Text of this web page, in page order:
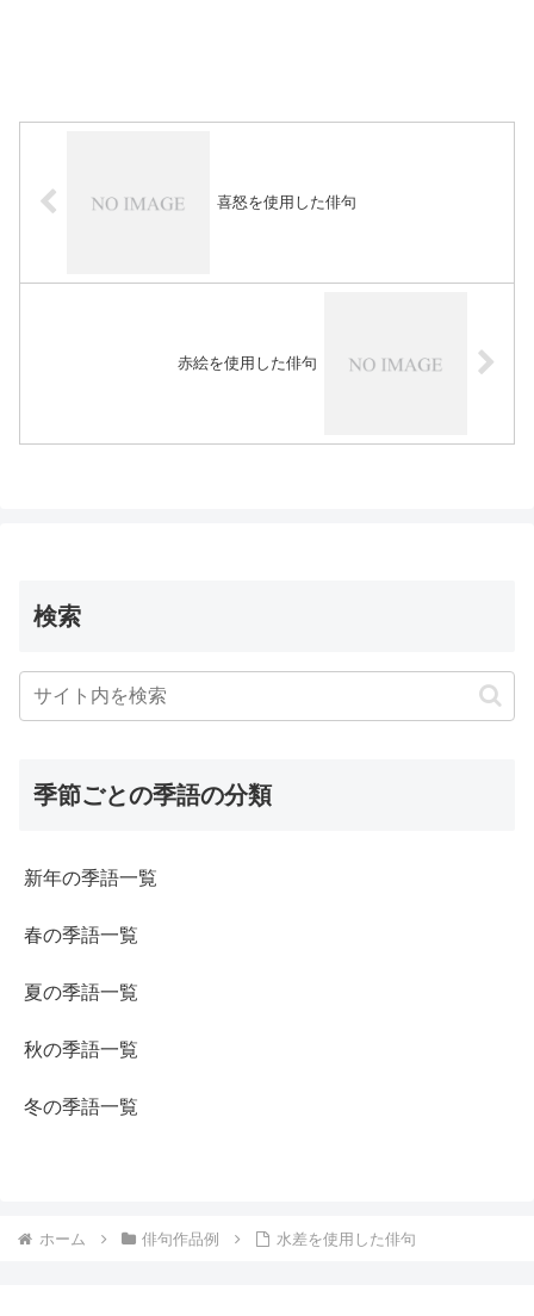
喜怒を使用した俳句
赤絵を使用した俳句
検索
季節ごとの季語の分類
新年の季語一覧
春の季語一覧
夏の季語一覧
秋の季語一覧
冬の季語一覧
ホーム 俳句作品例 水差を使用した俳句